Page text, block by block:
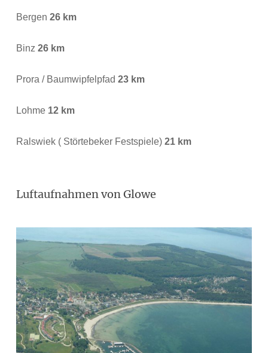
Bergen 26 km
Binz 26 km
Prora / Baumwipfelpfad 23 km
Lohme 12 km
Ralswiek ( Störtebeker Festspiele) 21 km
Luftaufnahmen von Glowe